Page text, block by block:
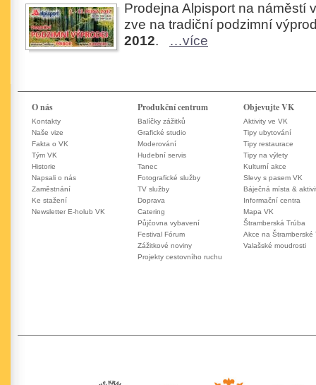
Prodejna Alpisport na náměstí
zve na tradiční podzimní
2012. …více
O nás
Kontakty
Naše vize
Fakta o VK
Tým VK
Historie
Napsali o nás
Zaměstnání
Ke stažení
Newsletter E-holub VK
Produkční centrum
Balíčky zážitků
Grafické studio
Moderování
Hudební servis
Tanec
Fotografické služby
TV služby
Doprava
Catering
Půjčovna vybavení
Festival Fórum
Zážitkové noviny
Projekty cestovního ruchu
Objevujte VK
Aktivity ve VK
Tipy ubytování
Tipy restaurace
Tipy na výlety
Kulturní akce
Slevy s pasem VK
Báječná místa &
Informační centra
Mapa VK
Štramberská Trúba
Akce na Štramberské
Valašské moudrosti